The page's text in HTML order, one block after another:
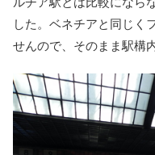
した。ベネチアと同じく
せんので、そのまま駅構